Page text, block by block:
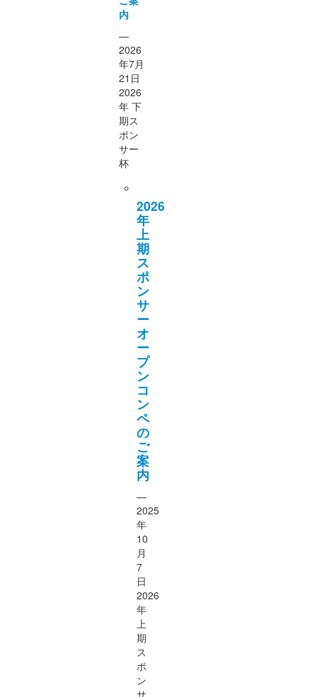
内
—
2026
年7月
21日
2026
年 下
期ス
ポン
サー
杯
2026
年
上
期
ス
ポ
ン
サ
ー
オ
ー
プ
ン
コ
ン
ペ
の
ご
案
内
—
2025
年
10
月
7
日
2026
年
上
期
ス
ポ
ン
サ